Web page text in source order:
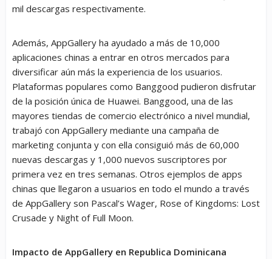
mil descargas respectivamente.
Además, AppGallery ha ayudado a más de 10,000
aplicaciones chinas a entrar en otros mercados para
diversificar aún más la experiencia de los usuarios.
Plataformas populares como Banggood pudieron disfrutar
de la posición única de Huawei. Banggood, una de las
mayores tiendas de comercio electrónico a nivel mundial,
trabajó con AppGallery mediante una campaña de
marketing conjunta y con ella consiguió más de 60,000
nuevas descargas y 1,000 nuevos suscriptores por
primera vez en tres semanas. Otros ejemplos de apps
chinas que llegaron a usuarios en todo el mundo a través
de AppGallery son Pascal’s Wager, Rose of Kingdoms: Lost
Crusade y Night of Full Moon.
Impacto de AppGallery en Republica Dominicana